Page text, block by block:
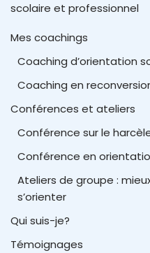
scolaire et professionnel
Mes coachings
Coaching d’orientation
Coaching en
Conférences et ateliers
Conférence sur le
Conférence en
Ateliers de groupe :
s’orienter
Qui suis-je?
Témoignages